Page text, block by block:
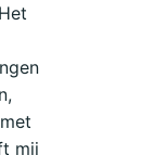
mij